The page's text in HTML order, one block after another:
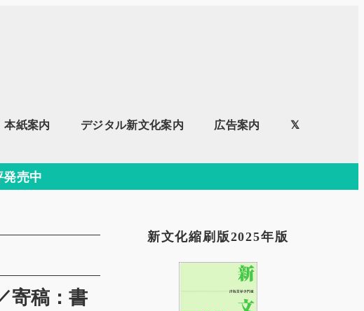
本紙案内 デジタル新文化案内 広告案内 𝕏
売中
寄稿：書
新文化縮刷版2025年版